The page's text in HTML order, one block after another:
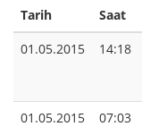
Tarih
Saat
01.05.2015
14:18
01.05.2015
07:03